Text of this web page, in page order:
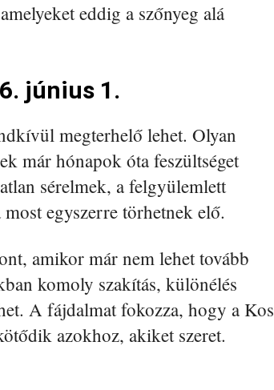
eddig a szőnyeg alá
június 1.
megterhelő lehet. Olyan
már hónapok óta feszültséget
sérelmek, a felgyülemlett
egyszerre törhetnek elő.
amikor már nem lehet tovább
komoly szakítás, különélés
A fájdalmat fokozza, hogy a Kos
azokhoz, akiket szeret.